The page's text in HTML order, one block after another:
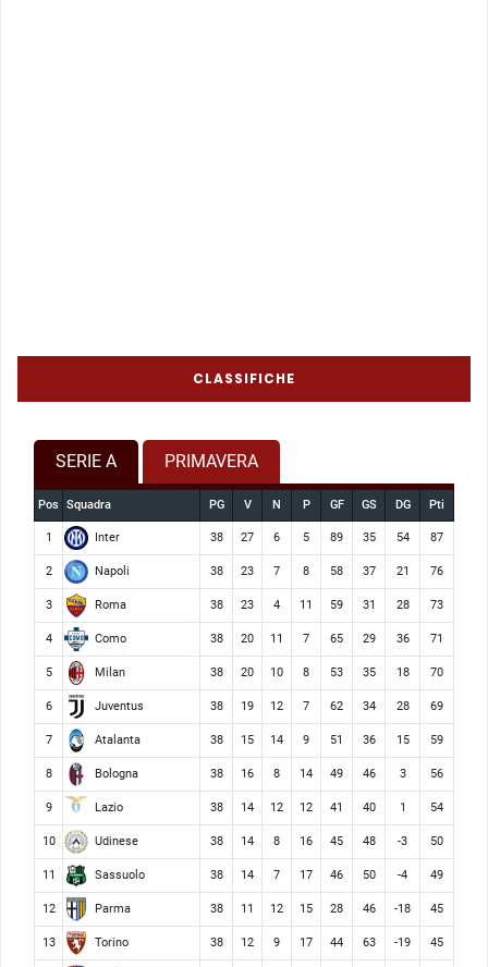
CLASSIFICHE
SERIE A PRIMAVERA
Pos Squadra PG V N P GF GS DG Pti
1 Inter 38 27 6 5 89 35 54 87
2 Napoli 38 23 7 8 58 37 21 76
3 Roma 38 23 4 11 59 31 28 73
4 Como 38 20 11 7 65 29 36 71
5 Milan 38 20 10 8 53 35 18 70
6 Juventus 38 19 12 7 62 34 28 69
7 Atalanta 38 15 14 9 51 36 15 59
8 Bologna 38 16 8 14 49 46 3 56
9 Lazio 38 14 12 12 41 40 1 54
10 Udinese 38 14 8 16 45 48 -3 50
11 Sassuolo 38 14 7 17 46 50 -4 49
12 Parma 38 11 12 15 28 46 -18 45
13 Torino 38 12 9 17 44 63 -19 45